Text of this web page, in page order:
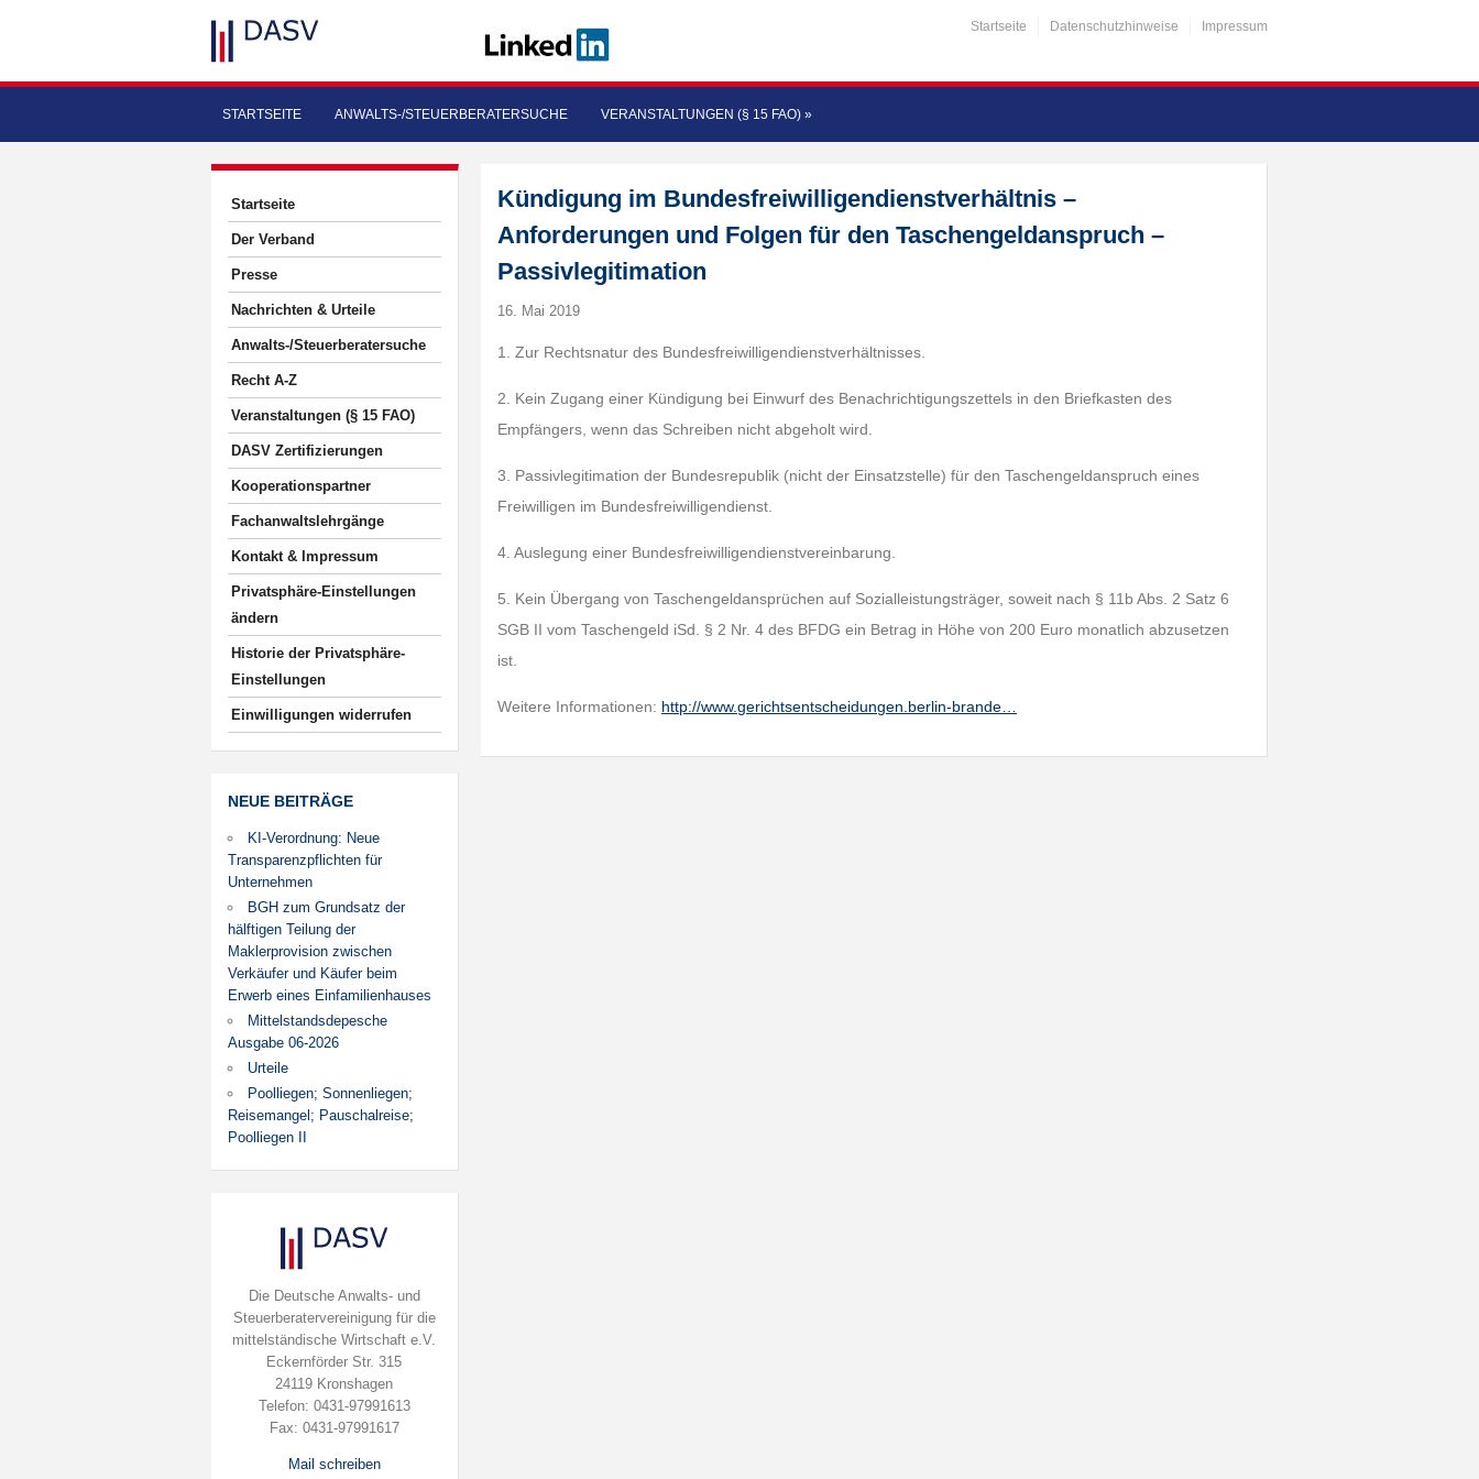
Startseite Datenschutzhinweise Impressum
STARTSEITE ANWALTS-/STEUERBERATERSUCHE VERANSTALTUNGEN (§ 15 FAO) »
Startseite
Der Verband
Presse
Nachrichten & Urteile
Anwalts-/Steuerberatersuche
Recht A-Z
Veranstaltungen (§ 15 FAO)
DASV Zertifizierungen
Kooperationspartner
Fachanwaltslehrgänge
Kontakt & Impressum
Privatsphäre-Einstellungen
ändern
Historie der Privatsphäre-
Einstellungen
Einwilligungen widerrufen
NEUE BEITRÄGE
KI-Verordnung: Neue
Transparenzpflichten für
Unternehmen
BGH zum Grundsatz der
hälftigen Teilung der
Maklerprovision zwischen
Verkäufer und Käufer beim
Erwerb eines Einfamilienhauses
Mittelstandsdepesche
Ausgabe 06-2026
Urteile
Poolliegen; Sonnenliegen;
Reisemangel; Pauschalreise;
Poolliegen II
Die Deutsche Anwalts- und
Steuerberatervereinigung für die
mittelständische Wirtschaft e.V.
Eckernförder Str. 315
24119 Kronshagen
Telefon: 0431-97991613
Fax: 0431-97991617
Mail schreiben
Kündigung im Bundesfreiwilligendienstverhältnis –
Anforderungen und Folgen für den Taschengeldanspruch –
Passivlegitimation
16. Mai 2019
1. Zur Rechtsnatur des Bundesfreiwilligendienstverhältnisses.
2. Kein Zugang einer Kündigung bei Einwurf des Benachrichtigungszettels in den Briefkasten des
Empfängers, wenn das Schreiben nicht abgeholt wird.
3. Passivlegitimation der Bundesrepublik (nicht der Einsatzstelle) für den Taschengeldanspruch eines
Freiwilligen im Bundesfreiwilligendienst.
4. Auslegung einer Bundesfreiwilligendienstvereinbarung.
5. Kein Übergang von Taschengeldansprüchen auf Sozialleistungsträger, soweit nach § 11b Abs. 2 Satz 6
SGB II vom Taschengeld iSd. § 2 Nr. 4 des BFDG ein Betrag in Höhe von 200 Euro monatlich abzusetzen
ist.
Weitere Informationen: http://www.gerichtsentscheidungen.berlin-brande…